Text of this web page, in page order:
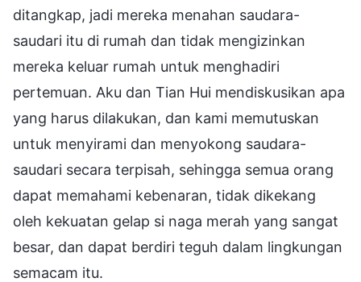
ditangkap, jadi mereka menahan saudara-
saudari itu di rumah dan tidak mengizinkan
mereka keluar rumah untuk menghadiri
pertemuan. Aku dan Tian Hui mendiskusikan apa
yang harus dilakukan, dan kami memutuskan
untuk menyirami dan menyokong saudara-
saudari secara terpisah, sehingga semua orang
dapat memahami kebenaran, tidak dikekang
oleh kekuatan gelap si naga merah yang sangat
besar, dan dapat berdiri teguh dalam lingkungan
semacam itu.